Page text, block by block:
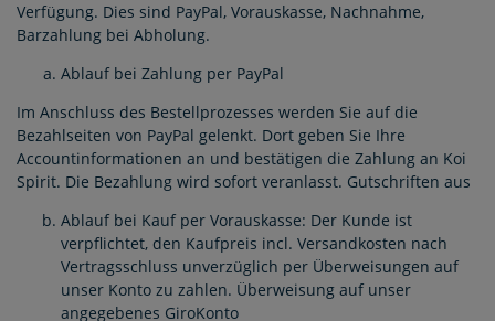
Verfügung. Dies sind PayPal, Vorauskasse, Nachnahme,
Barzahlung bei Abholung.
Ablauf bei Zahlung per PayPal
Im Anschluss des Bestellprozesses werden Sie auf die
Bezahlseiten von PayPal gelenkt. Dort geben Sie Ihre
Accountinformationen an und bestätigen die Zahlung an Koi
Spirit. Die Bezahlung wird sofort veranlasst. Gutschriften aus
Ablauf bei Kauf per Vorauskasse: Der Kunde ist
verpflichtet, den Kaufpreis incl. Versandkosten nach
Vertragsschluss unverzüglich per Überweisungen auf
unser Konto zu zahlen. Überweisung auf unser
angegebenes GiroKonto